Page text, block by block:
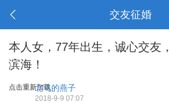
交友征婚
本人女，77年出生，诚心交友
滨海！
点击重新加载北飞的燕子
2018-9-9 07:07